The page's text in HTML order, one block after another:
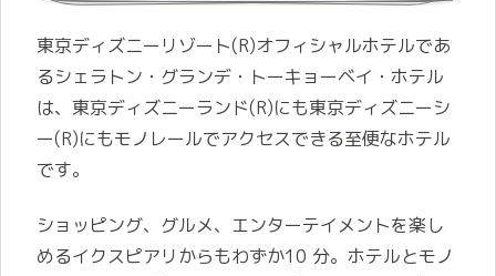
東京ディズニーリゾート(R)オフィシャルホテルであ
るシェラトン・グランデ・トーキョーベイ・ホテル
は、東京ディズニーランド(R)にも東京ディズニーシ
ー(R)にもモノレールでアクセスできる至便なホテル
です。
ショッピング、グルメ、エンターテイメントを楽し
めるイクスピアリからもわずか10 分。ホテルとモノ